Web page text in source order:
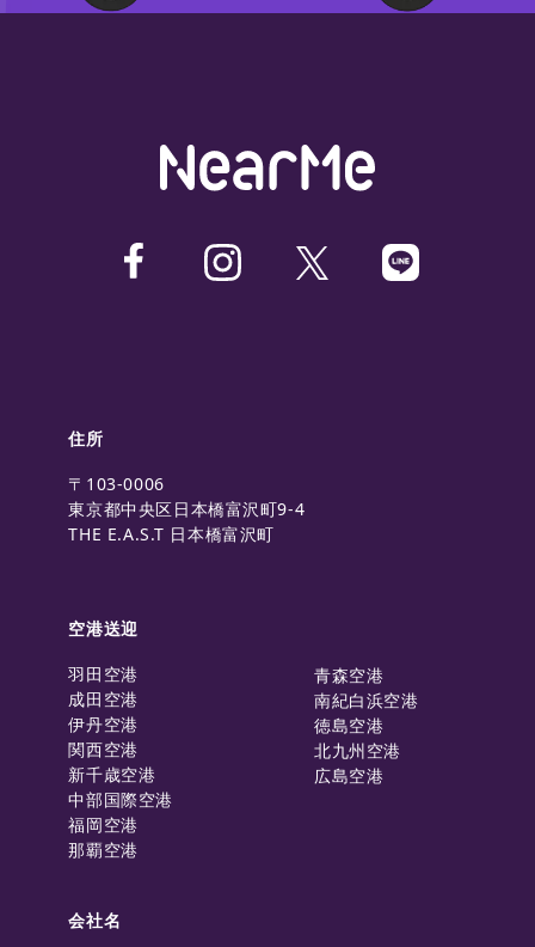
住所
〒103-0006
東京都中央区日本橋富沢町9-4
THE E.A.S.T 日本橋富沢町
空港送迎
羽田空港
成田空港
伊丹空港
関西空港
新千歳空港
中部国際空港
福岡空港
那覇空港
会社名
青森空港
南紀白浜空港
徳島空港
北九州空港
広島空港